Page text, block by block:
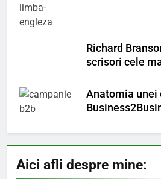
Richard
scrisori cele
Anatomia unei
Aici afli despre mine: